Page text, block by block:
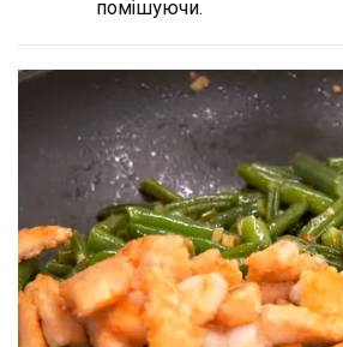
помішуючи.